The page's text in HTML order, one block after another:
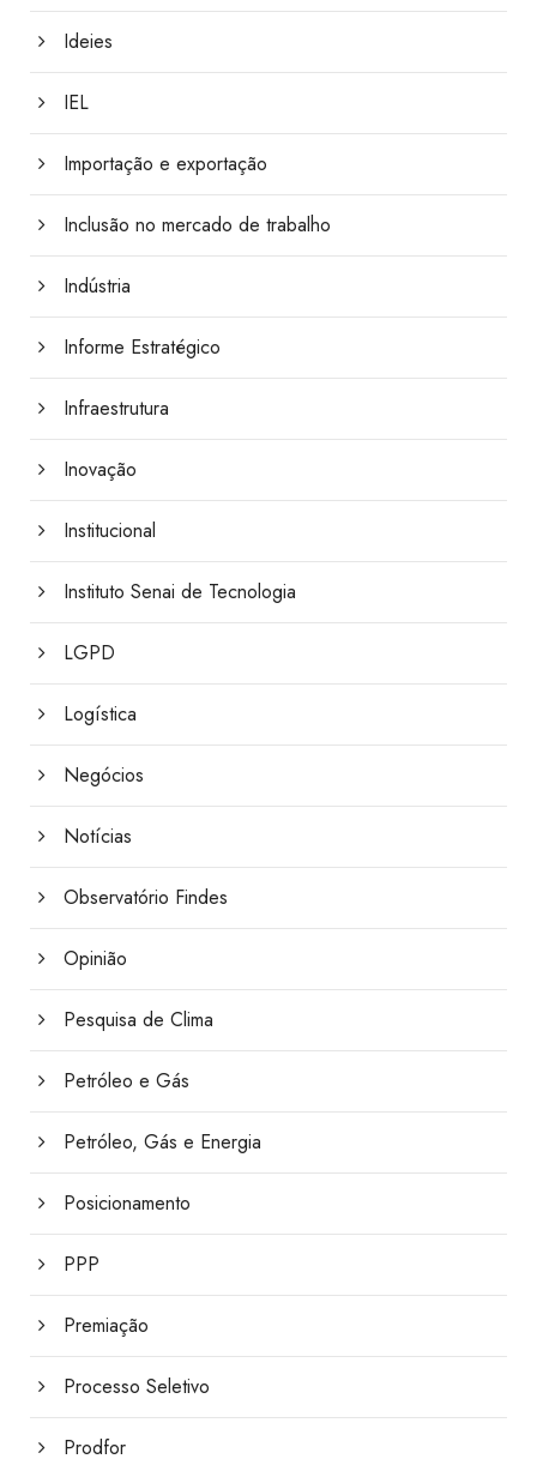
Ideies
IEL
Importação e exportação
Inclusão no mercado de trabalho
Indústria
Informe Estratégico
Infraestrutura
Inovação
Institucional
Instituto Senai de Tecnologia
LGPD
Logística
Negócios
Notícias
Observatório Findes
Opinião
Pesquisa de Clima
Petróleo e Gás
Petróleo, Gás e Energia
Posicionamento
PPP
Premiação
Processo Seletivo
Prodfor